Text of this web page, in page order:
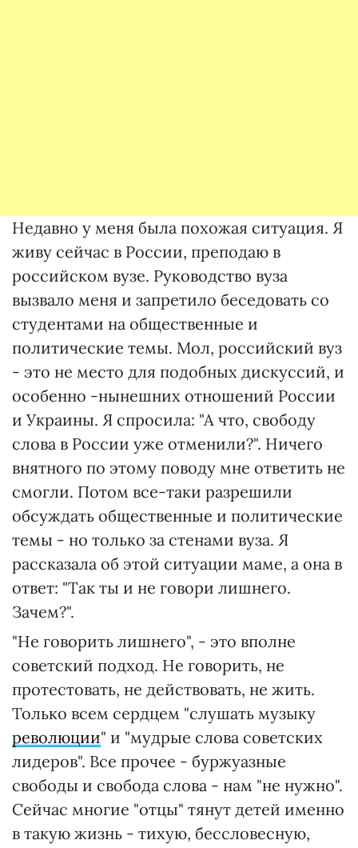
Недавно у меня была похожая ситуация. Я
живу сейчас в России, преподаю в
российском вузе. Руководство вуза
вызвало меня и запретило беседовать со
студентами на общественные и
политические темы. Мол, российский вуз
- это не место для подобных дискуссий, и
особенно -нынешних отношений России
и Украины. Я спросила: "А что, свободу
слова в России уже отменили?". Ничего
внятного по этому поводу мне ответить не
смогли. Потом все-таки разрешили
обсуждать общественные и политические
темы - но только за стенами вуза. Я
рассказала об этой ситуации маме, а она в
ответ: "Так ты и не говори лишнего.
Зачем?".
"Не говорить лишнего", - это вполне
советский подход. Не говорить, не
протестовать, не действовать, не жить.
Только всем сердцем "слушать музыку
революции" и "мудрые слова советских
лидеров". Все прочее - буржуазные
свободы и свобода слова - нам "не нужно".
Сейчас многие "отцы" тянут детей именно
в такую жизнь - тихую, бессловесную,